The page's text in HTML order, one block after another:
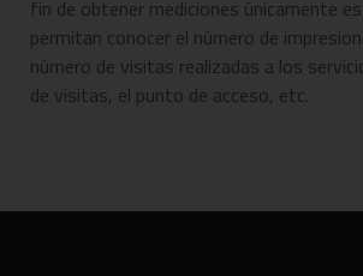
fin de obtener mediciones únicamente
permitan conocer el número de
número de visitas realizadas a los
de visitas, el punto de acceso, etc.